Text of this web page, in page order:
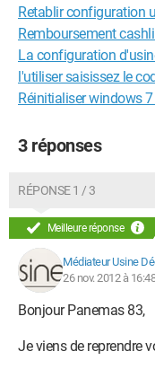
Retablir configuration
Remboursement
La configuration
l'utiliser saisissez le
Réinitialiser windows
3 réponses
RÉPONSE 1 / 3
Meilleure réponse
Médiateur Usine
26 nov. 2012 à 16:48
Bonjour Panemas 83,
Je viens de reprendre